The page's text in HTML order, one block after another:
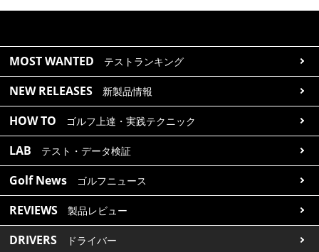
MOST WANTED テストランキング
NEW RELEASES 新製品情報
HOW TO ゴルフ上達・実践テクニック
LAB テスト・データ検証
Golf News ゴルフニュース
REVIEWS 製品レビュー
DRIVERS ドライバー